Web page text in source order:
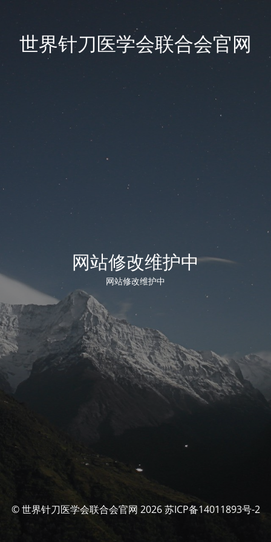
世界针刀医学会联合会官网
网站修改维护中
网站修改维护中
© 世界针刀医学会联合会官网 2026 苏ICP备14011893号-2